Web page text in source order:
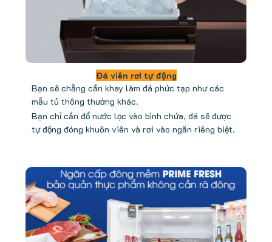
Đá viên rơi tự động
Bạn sẽ chẳng cần khay làm đá phức tạp như các
mẫu tủ thông thường khác.
Bạn chỉ cần đổ nước lọc vào bình chứa, đá sẽ được
tự động đóng khuôn viên và rơi vào ngăn riêng biệt.